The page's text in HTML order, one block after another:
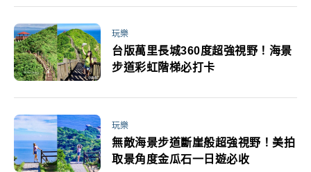
玩樂
台版萬里長城360度超強視野！海景
步道彩虹階梯必打卡
玩樂
無敵海景步道斷崖般超強視野！美拍
取景角度金瓜石一日遊必收